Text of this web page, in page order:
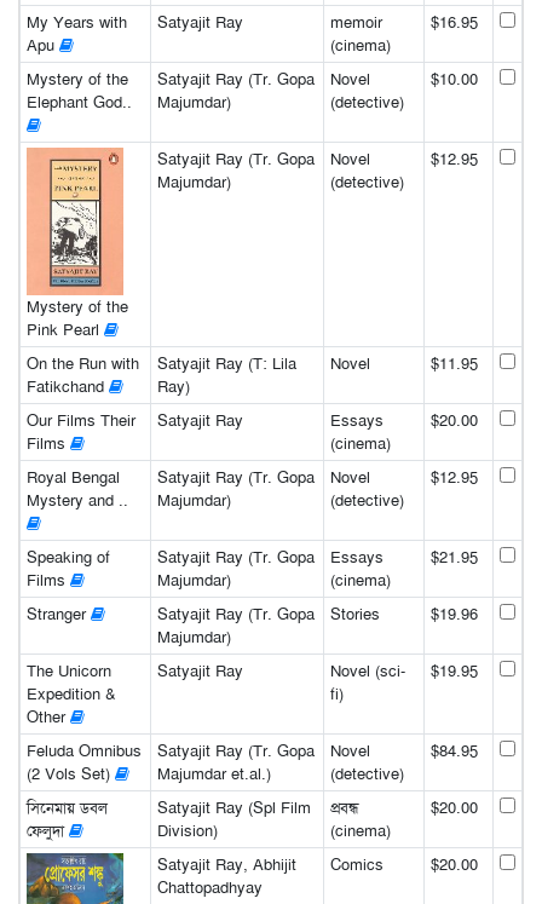
My Years with
Apu
Satyajit Ray
memoir
(cinema)
$16.95
Mystery of the
Elephant God..
Satyajit Ray (Tr. Gopa
Majumdar)
Novel
(detective)
$10.00
Mystery of the
Pink Pearl
Satyajit Ray (Tr. Gopa
Majumdar)
Novel
(detective)
$12.95
On the Run with
Fatikchand
Satyajit Ray (T: Lila
Ray)
Novel $11.95
Our Films Their
Films
Satyajit Ray
Essays
(cinema)
$20.00
Royal Bengal
Mystery and ..
Satyajit Ray (Tr. Gopa
Majumdar)
Novel
(detective)
$12.95
Speaking of
Films
Satyajit Ray (Tr. Gopa
Majumdar)
Essays
(cinema)
$21.95
Stranger
Satyajit Ray (Tr. Gopa
Majumdar)
Stories $19.96
The Unicorn
Expedition &
Other
Satyajit Ray
Novel (sci-
fi)
$19.95
Feluda Omnibus
(2 Vols Set)
Satyajit Ray (Tr. Gopa
Majumdar et.al.)
Novel
(detective)
$84.95
সিনেমায় ডবল
ফেলুদা
Satyajit Ray (Spl Film
Division)
প্রবন্ধ
(cinema)
$20.00
Satyajit Ray, Abhijit
Chattopadhyay
Comics $20.00